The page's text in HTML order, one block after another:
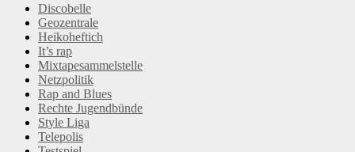
Discobelle
Geozentrale
Heikoheftich
It’s rap
Mixtapesammelstelle
Netzpolitik
Rap and Blues
Rechte Jugendbünde
Style Liga
Telepolis